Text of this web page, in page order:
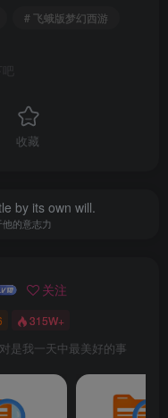
# 飞蛾版梦幻西游
收藏
by its own will.
的意志力
关注
315W+
是我一天中最美好的事